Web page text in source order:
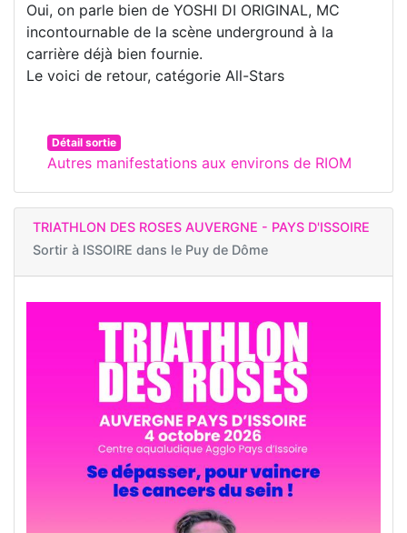
Oui, on parle bien de YOSHI DI ORIGINAL, MC
incontournable de la scène underground à la
carrière déjà bien fournie.
Le voici de retour, catégorie All-Stars
Détail sortie
Autres manifestations aux environs de RIOM
TRIATHLON DES ROSES AUVERGNE - PAYS D'ISSOIRE
Sortir à ISSOIRE dans le Puy de Dôme